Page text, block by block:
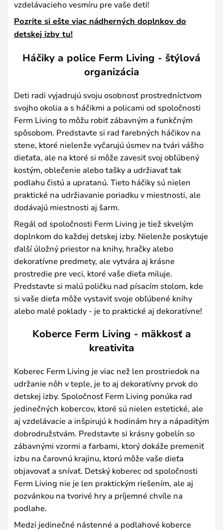
vzdelávacieho vesmíru pre vaše deti!
Pozrite si ešte viac nádherných doplnkov do
detskej izby tu!
Háčiky a police Ferm Living - štýlová
organizácia
Deti radi vyjadrujú svoju osobnosť prostredníctvom
svojho okolia a s háčikmi a policami od spoločnosti
Ferm Living to môžu robiť zábavným a funkčným
spôsobom. Predstavte si rad farebných háčikov na
stene, ktoré nielenže vyčarujú úsmev na tvári vášho
dieťaťa, ale na ktoré si môže zavesiť svoj obľúbený
kostým, oblečenie alebo tašky a udržiavať tak
podlahu čistú a upratanú. Tieto háčiky sú nielen
praktické na udržiavanie poriadku v miestnosti, ale
dodávajú miestnosti aj šarm.
Regál od spoločnosti Ferm Living je tiež skvelým
doplnkom do každej detskej izby. Nielenže poskytuje
ďalší úložný priestor na knihy, hračky alebo
dekoratívne predmety, ale vytvára aj krásne
prostredie pre veci, ktoré vaše dieťa miluje.
Predstavte si malú poličku nad písacím stolom, kde
si vaše dieťa môže vystaviť svoje obľúbené knihy
alebo malé poklady - je to praktické aj dekoratívne!
Koberce Ferm Living - mäkkosť a
kreativita
Koberec Ferm Living je viac než len prostriedok na
udržanie nôh v teple, je to aj dekoratívny prvok do
detskej izby. Spoločnosť Ferm Living ponúka rad
jedinečných kobercov, ktoré sú nielen estetické, ale
aj vzdelávacie a inšpirujú k hodinám hry a nápaditým
dobrodružstvám. Predstavte si krásny gobelín so
zábavnými vzormi a farbami, ktorý dokáže premeniť
izbu na čarovnú krajinu, ktorú môže vaše dieťa
objavovať a snívať. Detský koberec od spoločnosti
Ferm Living nie je len praktickým riešením, ale aj
pozvánkou na tvorivé hry a príjemné chvíle na
podlahe.
Medzi jedinečné nástenné a podlahové koberce